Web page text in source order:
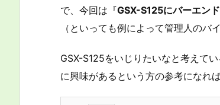
で、今回は『GSX-S125にバーエン
（といっても例によって管理人のバ
GSX-S125をいじりたいなと考えて
に興味があるという方の参考になれ